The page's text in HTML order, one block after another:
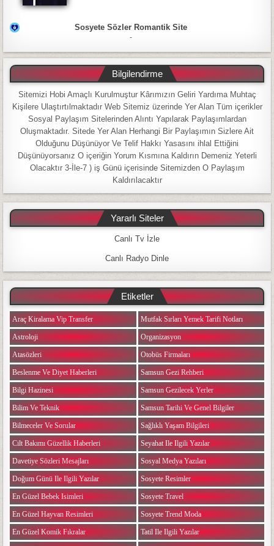
Sosyete Sözler Romantik Site
-
Bilgilendirme
Sitemizi Hobi Amaçlı Kurulmuştur Kârımızın Geliri Yardıma Muhtaç
Kişilere Ulaştırtılmaktadır Web Sitemiz üzerinde Yer Alan Tüm içerikler
Sosyal Paylaşım Sitelerinden Alıntı Yapılarak Paylaşımlardan
Oluşmaktadır. Sitede Yer Alan Herhangi Bir Paylaşımın Sizlere Ait
Olduğunu Düşünüyor Ve Telif Hakkı Yasasını ihlal Ettiğini
Düşünüyorsanız O içeriğin Yorum Kısmına Kaldırın Demeniz Yeterli
Olacaktır 3-İle-7 ) iş Günü içerisinde Sitemizden O Paylaşım
Kaldırılacaktır
Yararlı Siteler
Canlı Tv İzle
Canlı Radyo Dinle
Etiketler
Araç Kiralama Vip Transfer
Astroloji
Atasözleri
Beslenme Ve Diyet Haberleri
Bilgi Hazinesi
Bilim Ve Teknik
Bilmeceler Ve Sorular
Cilt Bakımı Güzellik Haberleri
Davetiye Sözleri Mesajları
Doğum Günü Ile Ilgili Yazılar
En Güzel Bebek Isimleri
En Güzel Hayvan Resimleri
En Güzel Komik Fıkralar
Mutfak Sırları Yemek Tarifi Notları
Organizasyon
Otobüs Firmaları
Samsun Gezi Rehberi
Samsun Gezilecek Yerler
Samsun Tarihi Ve Genel Bilgiler
Sağlıklı Yaşam Bilgileri
Seyahat Ile Ilgili Yazılar
Sosyal Medya Yazıları
Sosyete Resimler
Sosyete Travel
Sosyete Trend Moda
Tatil Ile Ilgili Yazılar